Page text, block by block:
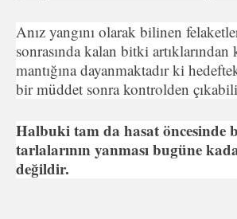
Anız yangını olarak bilinen
sonrasında kalan bitki
mantığına dayanmaktadır ki
bir müddet sonra kontrolden
Halbuki tam da hasat öncesinde
tarlalarının yanması bugüne
değildir.